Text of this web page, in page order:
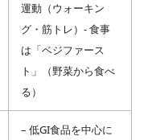
運動（ウォーキン
グ・筋トレ）- 食事
は「ベジファース
ト」（野菜から食べ
る）
– 低GI食品を中心に